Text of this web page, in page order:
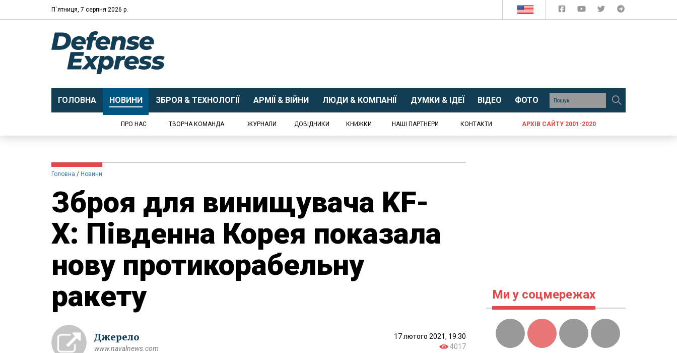
П`ятниця, 7 серпня 2026 р.
ГОЛОВНА НОВИНИ ЗБРОЯ & ТЕХНОЛОГІЇ АРМІЇ & ВІЙНИ ЛЮДИ & КОМПАНІЇ ДУМКИ & ІДЕЇ ВІДЕО ФОТО
ПРО НАС ТВОРЧА КОМАНДА ЖУРНАЛИ ДОВІДНИКИ КНИЖКИ НАШІ ПАРТНЕРИ КОНТАКТИ АРХІВ САЙТУ 2001-2020
Головна Новини
Зброя для винищувача KF-
X: Південна Корея показала
нову протикорабельну
ракету
Джерело
www.navalnews.com
17 лютого 2021, 19:30
4017
Ми у соцмережах